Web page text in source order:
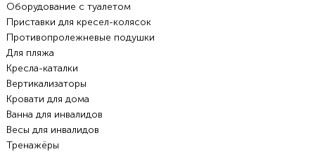
Оборудование с туалетом
Приставки для кресел-колясок
Противопролежневые подушки
Для пляжа
Кресла-каталки
Вертикализаторы
Кровати для дома
Ванна для инвалидов
Весы для инвалидов
Тренажёры